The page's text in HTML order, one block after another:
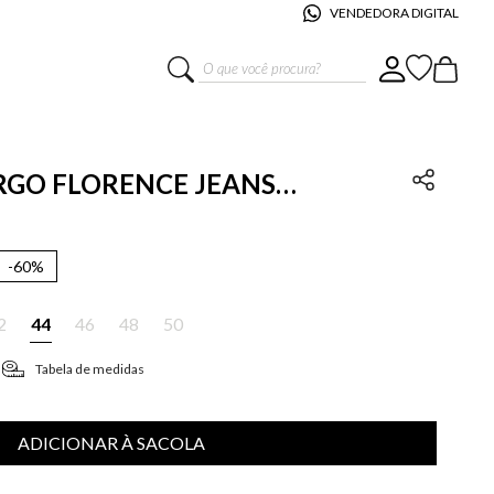
VENDEDORA DIGITAL
O que você procura?
FLORENCE JEANS
-60%
44 46 48 50
Tabela de medidas
ADICIONAR À SACOLA